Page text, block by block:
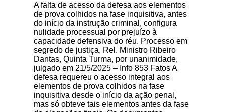
A falta de acesso da defesa aos elementos
de prova colhidos na fase inquisitiva, antes
do início da instrução criminal, configura
nulidade processual por prejuízo à
capacidade defensiva do réu. Processo em
segredo de justiça, Rel. Ministro Ribeiro
Dantas, Quinta Turma, por unanimidade,
julgado em 21/5/2025 – Info 853 Fatos A
defesa requereu o acesso integral aos
elementos de prova colhidos na fase
inquisitiva desde o início da ação penal,
mas só obteve tais elementos antes da fase